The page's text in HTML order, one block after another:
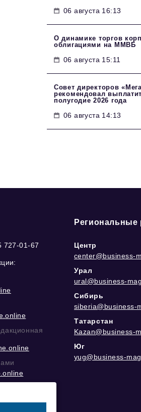
06 августа 16:13
О динамике торгов
облигациями на ММВБ
06 августа 15:11
Совет директоров
рекомендовал
полугодие 2026 года
06 августа 14:13
727-01-67
Региональные
Центр
center@business-
Урал
ural@business-
Сибирь
siberia@business-
Татарстан
Kazan@business-
Юг
yug@business-